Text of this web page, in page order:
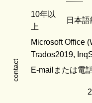
10年以
上
日本
Microsoft Office
Trados2019,
contact E-mailまたは電